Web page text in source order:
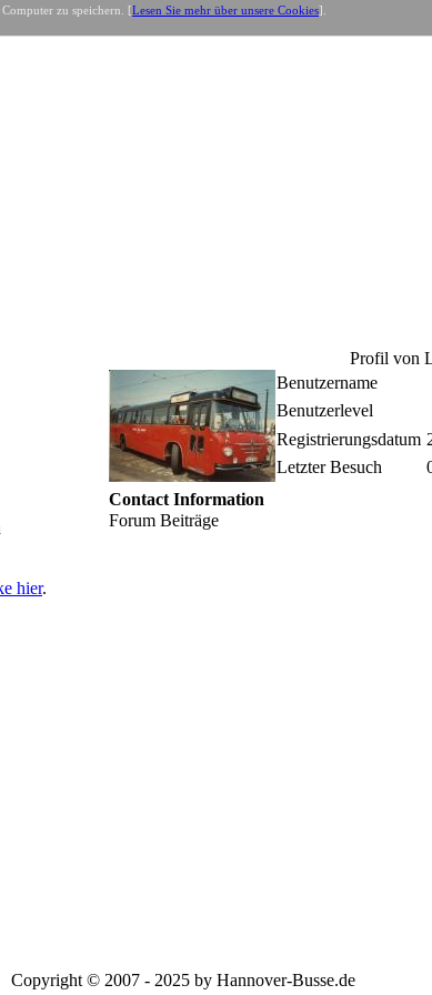
hier.
zu speichern. [Lesen Sie mehr über unsere Cookies].
Profil von
Benutzername
Benutzerlevel
Registrierungsdatum
Letzter Besuch
Contact Information
Forum Beiträge
Copyright © 2007 - 2025 by Hannover-Busse.de